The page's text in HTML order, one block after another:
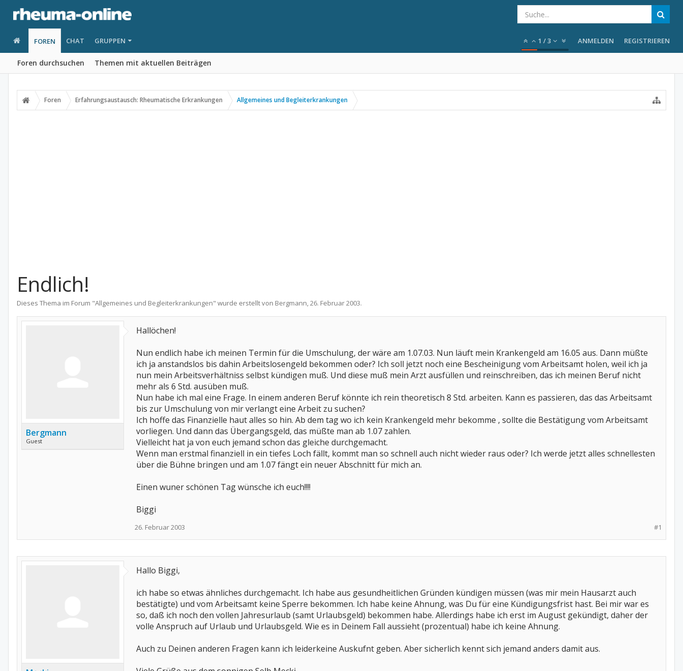
FOREN
Foren durchsuchen Themen mit aktuellen Beiträgen
CHAT GRUPPEN 1 /3 ANMELDEN REGISTRIEREN
Foren Erfahrungsaustausch: Rheumatische Erkrankungen Allgemeines und Begleiterkrankungen
Endlich!
Dieses Thema im Forum "Allgemeines und Begleiterkrankungen" wurde erstellt von Bergmann,26. Februar 2003.
Bergmann
Guest
Hallöchen!
Nun endlich habe ich meinen Termin für die Umschulung, der wäre am 1.07.03. Nun läuft mein Krankengeld am 16.05 aus. Dann müßte
ich ja anstandslos bis dahin Arbeitslosengeld bekommen oder? Ich soll jetzt noch eine Bescheinigung vom Arbeitsamt holen, weil ich ja
nun mein Arbeitsverhältniss selbst kündigen muß. Und diese muß mein Arzt ausfüllen und reinschreiben, das ich meinen Beruf nicht
mehr als 6 Std. ausüben muß.
Nun habe ich mal eine Frage. In einem anderen Beruf könnte ich rein theoretisch 8 Std. arbeiten. Kann es passieren, das das Arbeitsamt
bis zur Umschulung von mir verlangt eine Arbeit zu suchen?
Ich hoffe das Finanzielle haut alles so hin. Ab dem tag wo ich kein Krankengeld mehr bekomme , sollte die Bestätigung vom Arbeitsamt
vorliegen. Und dann das Übergangsgeld, das müßte man ab 1.07 zahlen.
Vielleicht hat ja von euch jemand schon das gleiche durchgemacht.
Wenn man erstmal finanziell in ein tiefes Loch fällt, kommt man so schnell auch nicht wieder raus oder? Ich werde jetzt alles schnellesten
über die Bühne bringen und am 1.07 fängt ein neuer Abschnitt für mich an.
Einen wuner schönen Tag wünsche ich euch!!!!
Biggi
#1
26. Februar 2003
Hallo Biggi,
ich habe so etwas ähnliches durchgemacht. Ich habe aus gesundheitlichen Gründen kündigen müssen (was mir mein Hausarzt auch
bestätigte) und vom Arbeitsamt keine Sperre bekommen. Ich habe keine Ahnung, was Du für eine Kündigungsfrist hast. Bei mir war es
so, daß ich noch den vollen Jahresurlaub (samt Urlaubsgeld) bekommen habe. Allerdings habe ich erst im August gekündigt, daher der
volle Anspruch auf Urlaub und Urlaubsgeld. Wie es in Deinem Fall aussieht (prozentual) habe ich keine Ahnung.
Auch zu Deinen anderen Fragen kann ich leiderkeine Auskufnt geben. Aber sicherlich kennt sich jemand anders damit aus.